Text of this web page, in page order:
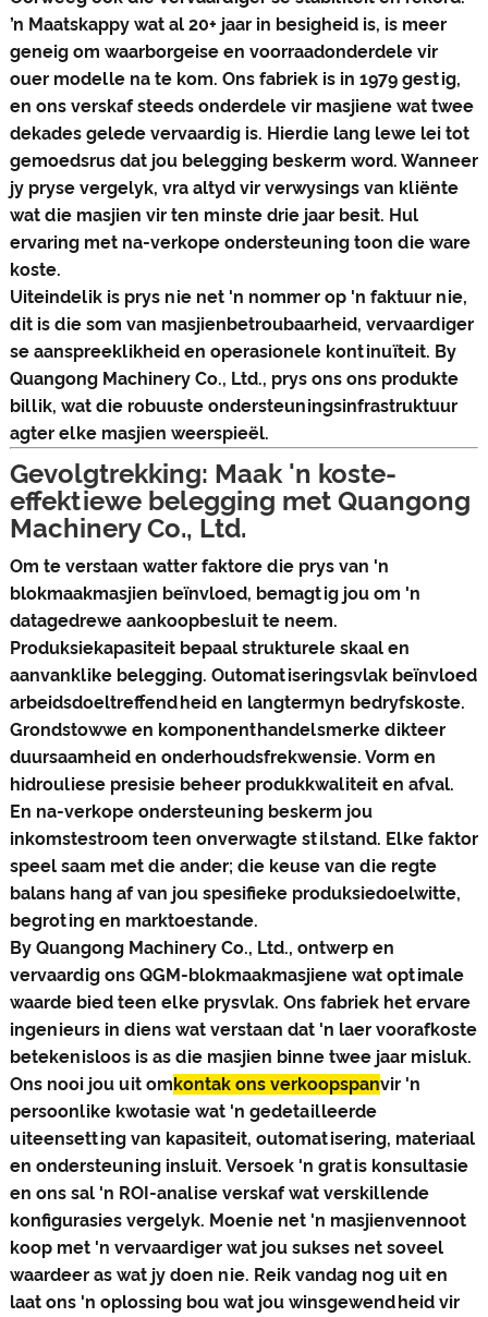
’n Maatskappy wat al 20+ jaar in besigheid is, is meer
geneig om waarborgeise en voorraadonderdele vir
ouer modelle na te kom. Ons fabriek is in 1979 gestig,
en ons verskaf steeds onderdele vir masjiene wat twee
dekades gelede vervaardig is. Hierdie lang lewe lei tot
gemoedsrus dat jou belegging beskerm word. Wanneer
jy pryse vergelyk, vra altyd vir verwysings van kliënte
wat die masjien vir ten minste drie jaar besit. Hul
ervaring met na-verkope ondersteuning toon die ware
koste.
Uiteindelik is prys nie net 'n nommer op 'n faktuur nie,
dit is die som van masjienbetroubaarheid, vervaardiger
se aanspreeklikheid en operasionele kontinuïteit. By
Quangong Machinery Co., Ltd., prys ons ons produkte
billik, wat die robuuste ondersteuningsinfrastruktuur
agter elke masjien weerspieël.
Gevolgtrekking: Maak 'n koste-
effektiewe belegging met Quangong
Machinery Co., Ltd.
Om te verstaan ​​watter faktore die prys van 'n
blokmaakmasjien beïnvloed, bemagtig jou om 'n
datagedrewe aankoopbesluit te neem.
Produksiekapasiteit bepaal strukturele skaal en
aanvanklike belegging. Outomatiseringsvlak beïnvloed
arbeidsdoeltreffendheid en langtermyn bedryfskoste.
Grondstowwe en komponenthandelsmerke dikteer
duursaamheid en onderhoudsfrekwensie. Vorm en
hidrouliese presisie beheer produkkwaliteit en afval.
En na-verkope ondersteuning beskerm jou
inkomstestroom teen onverwagte stilstand. Elke faktor
speel saam met die ander; die keuse van die regte
balans hang af van jou spesifieke produksiedoelwitte,
begroting en marktoestande.
By Quangong Machinery Co., Ltd., ontwerp en
vervaardig ons QGM-blokmaakmasjiene wat optimale
waarde bied teen elke prysvlak. Ons fabriek het ervare
ingenieurs in diens wat verstaan ​​dat 'n laer voorafkoste
betekenisloos is as die masjien binne twee jaar misluk.
Ons nooi jou uit omkontak ons ​​verkoopspanvir 'n
persoonlike kwotasie wat 'n gedetailleerde
uiteensetting van kapasiteit, outomatisering, materiaal
en ondersteuning insluit. Versoek 'n gratis konsultasie
en ons sal 'n ROI-analise verskaf wat verskillende
konfigurasies vergelyk. Moenie net 'n masjienvennoot
koop met 'n vervaardiger wat jou sukses net soveel
waardeer as wat jy doen nie. Reik vandag nog uit en
laat ons 'n oplossing bou wat jou winsgewendheid vir